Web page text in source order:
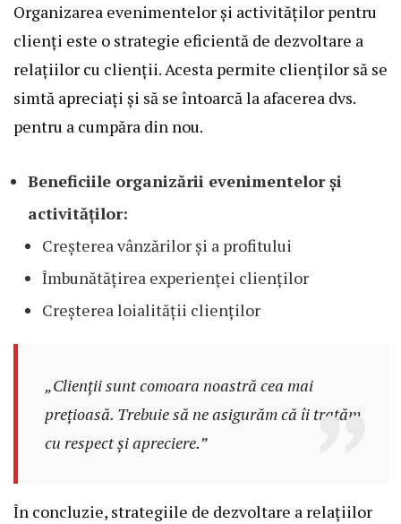
Organizarea evenimentelor și activităților pentru
clienți este o strategie eficientă de dezvoltare a
relațiilor cu clienții. Acesta permite clienților să se
simtă apreciați și să se întoarcă la afacerea dvs.
pentru a cumpăra din nou.
Beneficiile organizării evenimentelor și
activităților:
Creșterea vânzărilor și a profitului
Îmbunătățirea experienței clienților
Creșterea loialității clienților
„Clienții sunt comoara noastră cea mai
prețioasă. Trebuie să ne asigurăm că îi tratăm
cu respect și apreciere.”
În concluzie, strategiile de dezvoltare a relațiilor